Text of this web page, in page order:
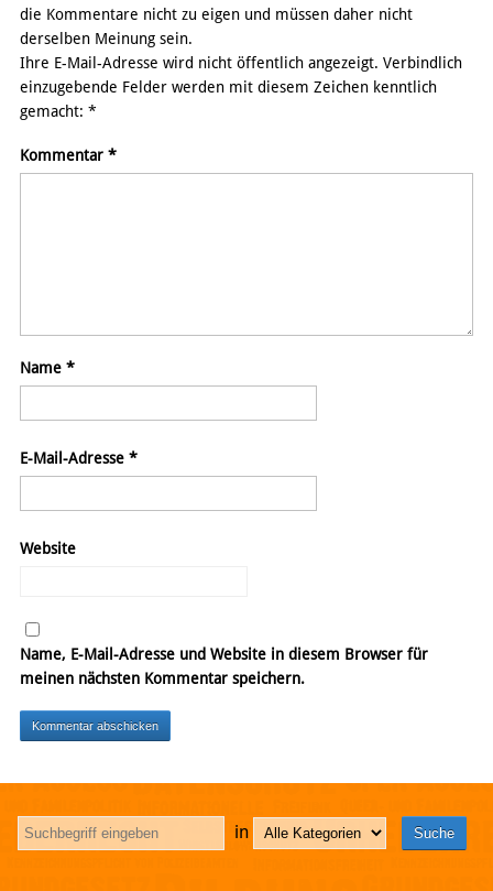
die Kommentare nicht zu eigen und müssen daher nicht
derselben Meinung sein.
Ihre E-Mail-Adresse wird nicht öffentlich angezeigt. Verbindlich
einzugebende Felder werden mit diesem Zeichen kenntlich
gemacht: *
Kommentar *
Name *
E-Mail-Adresse *
Website
Name, E-Mail-Adresse und Website in diesem Browser für
meinen nächsten Kommentar speichern.
in